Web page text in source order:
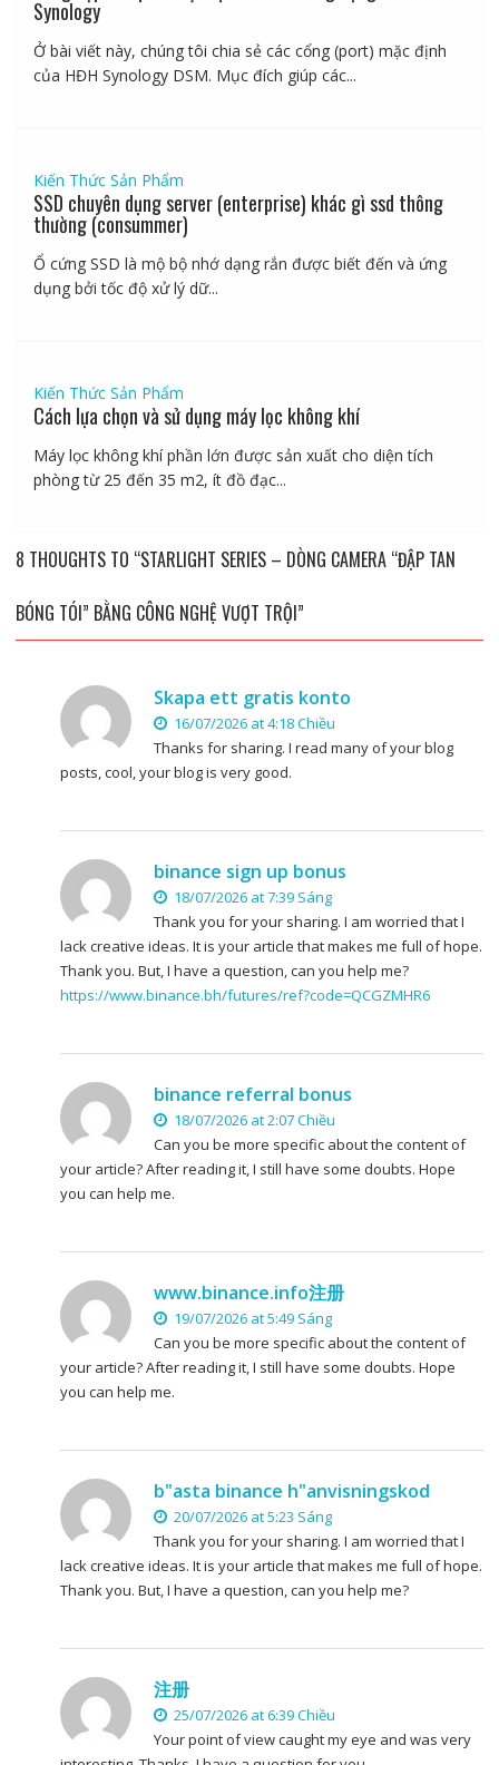
Synology
Ở bài viết này, chúng tôi chia sẻ các cổng (port) mặc định
của HĐH Synology DSM. Mục đích giúp các...
Kiến Thức Sản Phẩm
SSD chuyên dụng server (enterprise) khác gì ssd thông
thường (consummer)
Ổ cứng SSD là mộ bộ nhớ dạng rắn được biết đến và ứng
dụng bởi tốc độ xử lý dữ...
Kiến Thức Sản Phẩm
Cách lựa chọn và sử dụng máy lọc không khí
Máy lọc không khí phần lớn được sản xuất cho diện tích
phòng từ 25 đến 35 m2, ít đồ đạc...
8 THOUGHTS TO “STARLIGHT SERIES – DÒNG CAMERA “ĐẬP TAN
BÓNG TÓI” BẰNG CÔNG NGHỆ VƯỢT TRỘI”
Skapa ett gratis konto
16/07/2026 at 4:18 Chiều
Thanks for sharing. I read many of your blog
posts, cool, your blog is very good.
binance sign up bonus
18/07/2026 at 7:39 Sáng
Thank you for your sharing. I am worried that I
lack creative ideas. It is your article that makes me full of hope.
Thank you. But, I have a question, can you help me?
https://www.binance.bh/futures/ref?code=QCGZMHR6
binance referral bonus
18/07/2026 at 2:07 Chiều
Can you be more specific about the content of
your article? After reading it, I still have some doubts. Hope
you can help me.
www.binance.info注册
19/07/2026 at 5:49 Sáng
Can you be more specific about the content of
your article? After reading it, I still have some doubts. Hope
you can help me.
b"asta binance h"anvisningskod
20/07/2026 at 5:23 Sáng
Thank you for your sharing. I am worried that I
lack creative ideas. It is your article that makes me full of hope.
Thank you. But, I have a question, can you help me?
注册
25/07/2026 at 6:39 Chiều
Your point of view caught my eye and was very